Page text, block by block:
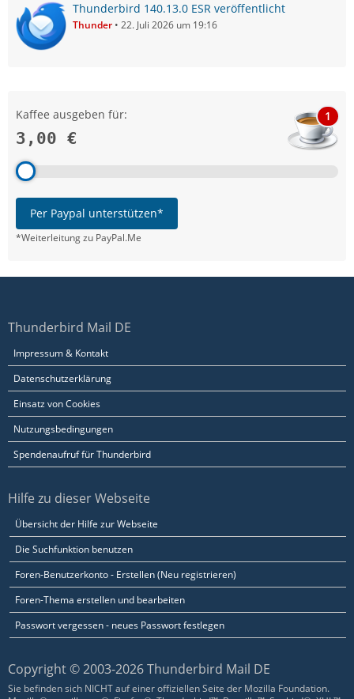
Thunderbird 140.13.0 ESR veröffentlicht
Thunder 22. Juli 2026 um 19:16
Kaffee ausgeben für:
3,00 €
1
Per Paypal unterstützen*
*Weiterleitung zu PayPal.Me
Thunderbird Mail DE
Impressum & Kontakt
Datenschutzerklärung
Einsatz von Cookies
Nutzungsbedingungen
Spendenaufruf für Thunderbird
Hilfe zu dieser Webseite
Übersicht der Hilfe zur Webseite
Die Suchfunktion benutzen
Foren-Benutzerkonto - Erstellen (Neu registrieren)
Foren-Thema erstellen und bearbeiten
Passwort vergessen - neues Passwort festlegen
Copyright © 2003-2026 Thunderbird Mail DE
Sie befinden sich NICHT auf einer offiziellen Seite der Mozilla Foundation.